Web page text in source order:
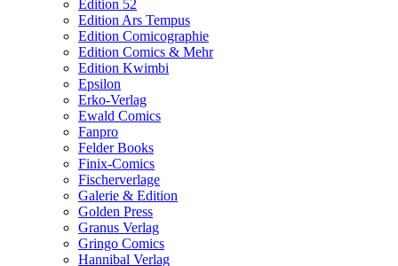
Edition 52
Edition Ars Tempus
Edition Comicographie
Edition Comics & Mehr
Edition Kwimbi
Epsilon
Erko-Verlag
Ewald Comics
Fanpro
Felder Books
Finix-Comics
Fischerverlage
Galerie & Edition
Golden Press
Granus Verlag
Gringo Comics
Hannibal Verlag